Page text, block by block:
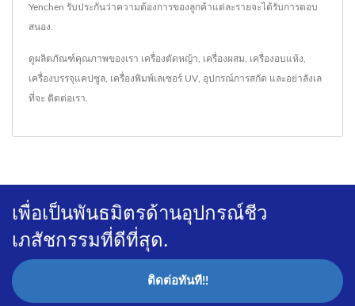
Yenchen รับประกันว่าความต้องการของลูกค้าแต่ละรายจะได้รับการตอบ
สนอง.
ดูผลิตภัณฑ์คุณภาพของเรา เครื่องตัดหญ้า เครื่องผสม เครื่องอบแห้ง
เครื่องบรรจุแคปซูล เครื่องพิมพ์เลเซอร์ UV อุปกรณ์การสกัด และอย่าลังเล
ที่จะ ติดต่อเรา
เพื่อเป็นพันธมิตรด้านอุปกรณ์ชีว
เภสัชกรรมที่ดีที่สุด.
ติดต่อทันที!!